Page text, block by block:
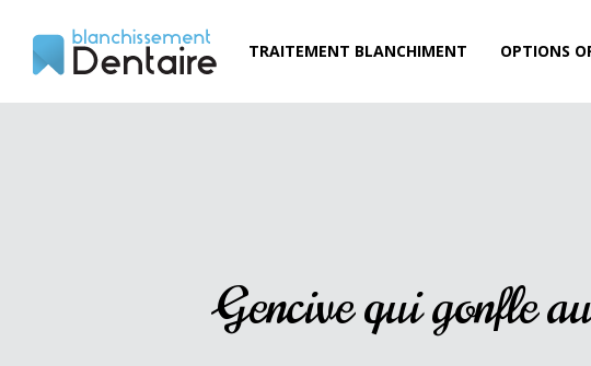
TRAITEMENT BLANCHIMENT OPTIONS
Gencive qui gonfle